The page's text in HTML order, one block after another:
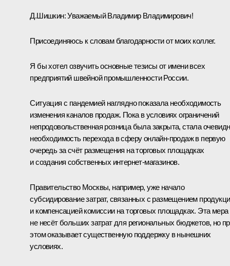
Д.Шишкин:Уважаемый Владимир Владимирович!
Присоединяюсь к словам благодарности от моих коллег.
Я бы хотел озвучить основные тезисы от имени всех
предприятий швейной промышленности России.
Ситуация с пандемией наглядно показала необходимость
изменения каналов продаж. Пока в условиях ограничений
непродовольственная розница была закрыта, стала
необходимость перехода в сферу онлайн-продаж в первую
очередь за счёт размещения на торговых площадках
и создания собственных интернет-магазинов.
Правительство Москвы, например, уже начало
субсидирование затрат, связанных с размещением
и компенсацией комиссии на торговых площадках. Эта мера
не несёт больших затрат для региональных бюджетов, но
этом оказывает существенную поддержку в нынешних
условиях.